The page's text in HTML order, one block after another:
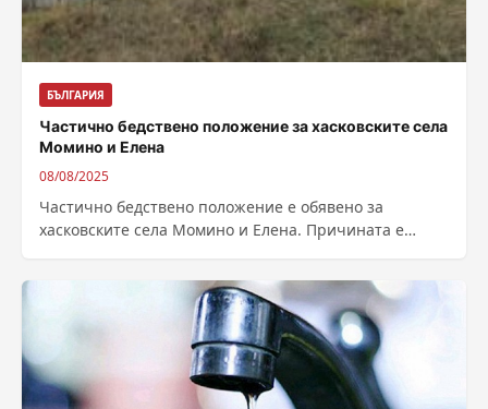
БЪЛГАРИЯ
Частично бедствено положение за хасковските села
Момино и Елена
08/08/2025
Частично бедствено положение е обявено за
хасковските села Момино и Елена. Причината е